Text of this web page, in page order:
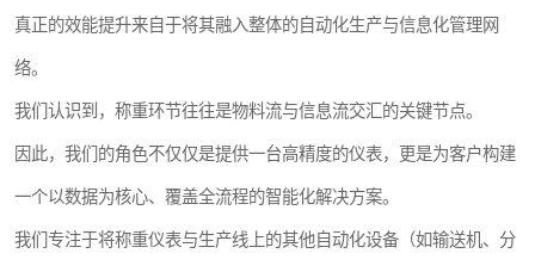
真正的效能提升来自于将其融入整体的自动化生产与信息化管理网
络。
我们认识到，称重环节往往是物料流与信息流交汇的关键节点。
因此，我们的角色不仅仅是提供一台高精度的仪表，更是为客户构建
一个以数据为核心、覆盖全流程的智能化解决方案。
我们专注于将称重仪表与生产线上的其他自动化设备（如输送机、分